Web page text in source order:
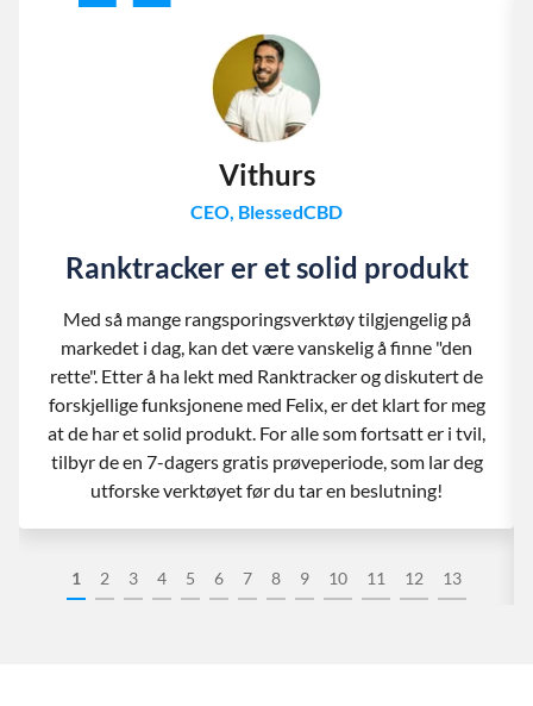
1 2 3 4 5 6 7 8 9 10 11 12 13
Vithurs
CEO, BlessedCBD
Ranktracker er et solid produkt
Med så mange rangsporingsverktøy tilgjengelig på
markedet i dag, kan det være vanskelig å finne "den
rette". Etter å ha lekt med Ranktracker og diskutert de
forskjellige funksjonene med Felix, er det klart for meg
at de har et solid produkt. For alle som fortsatt er i tvil,
tilbyr de en 7-dagers gratis prøveperiode, som lar deg
utforske verktøyet før du tar en beslutning!